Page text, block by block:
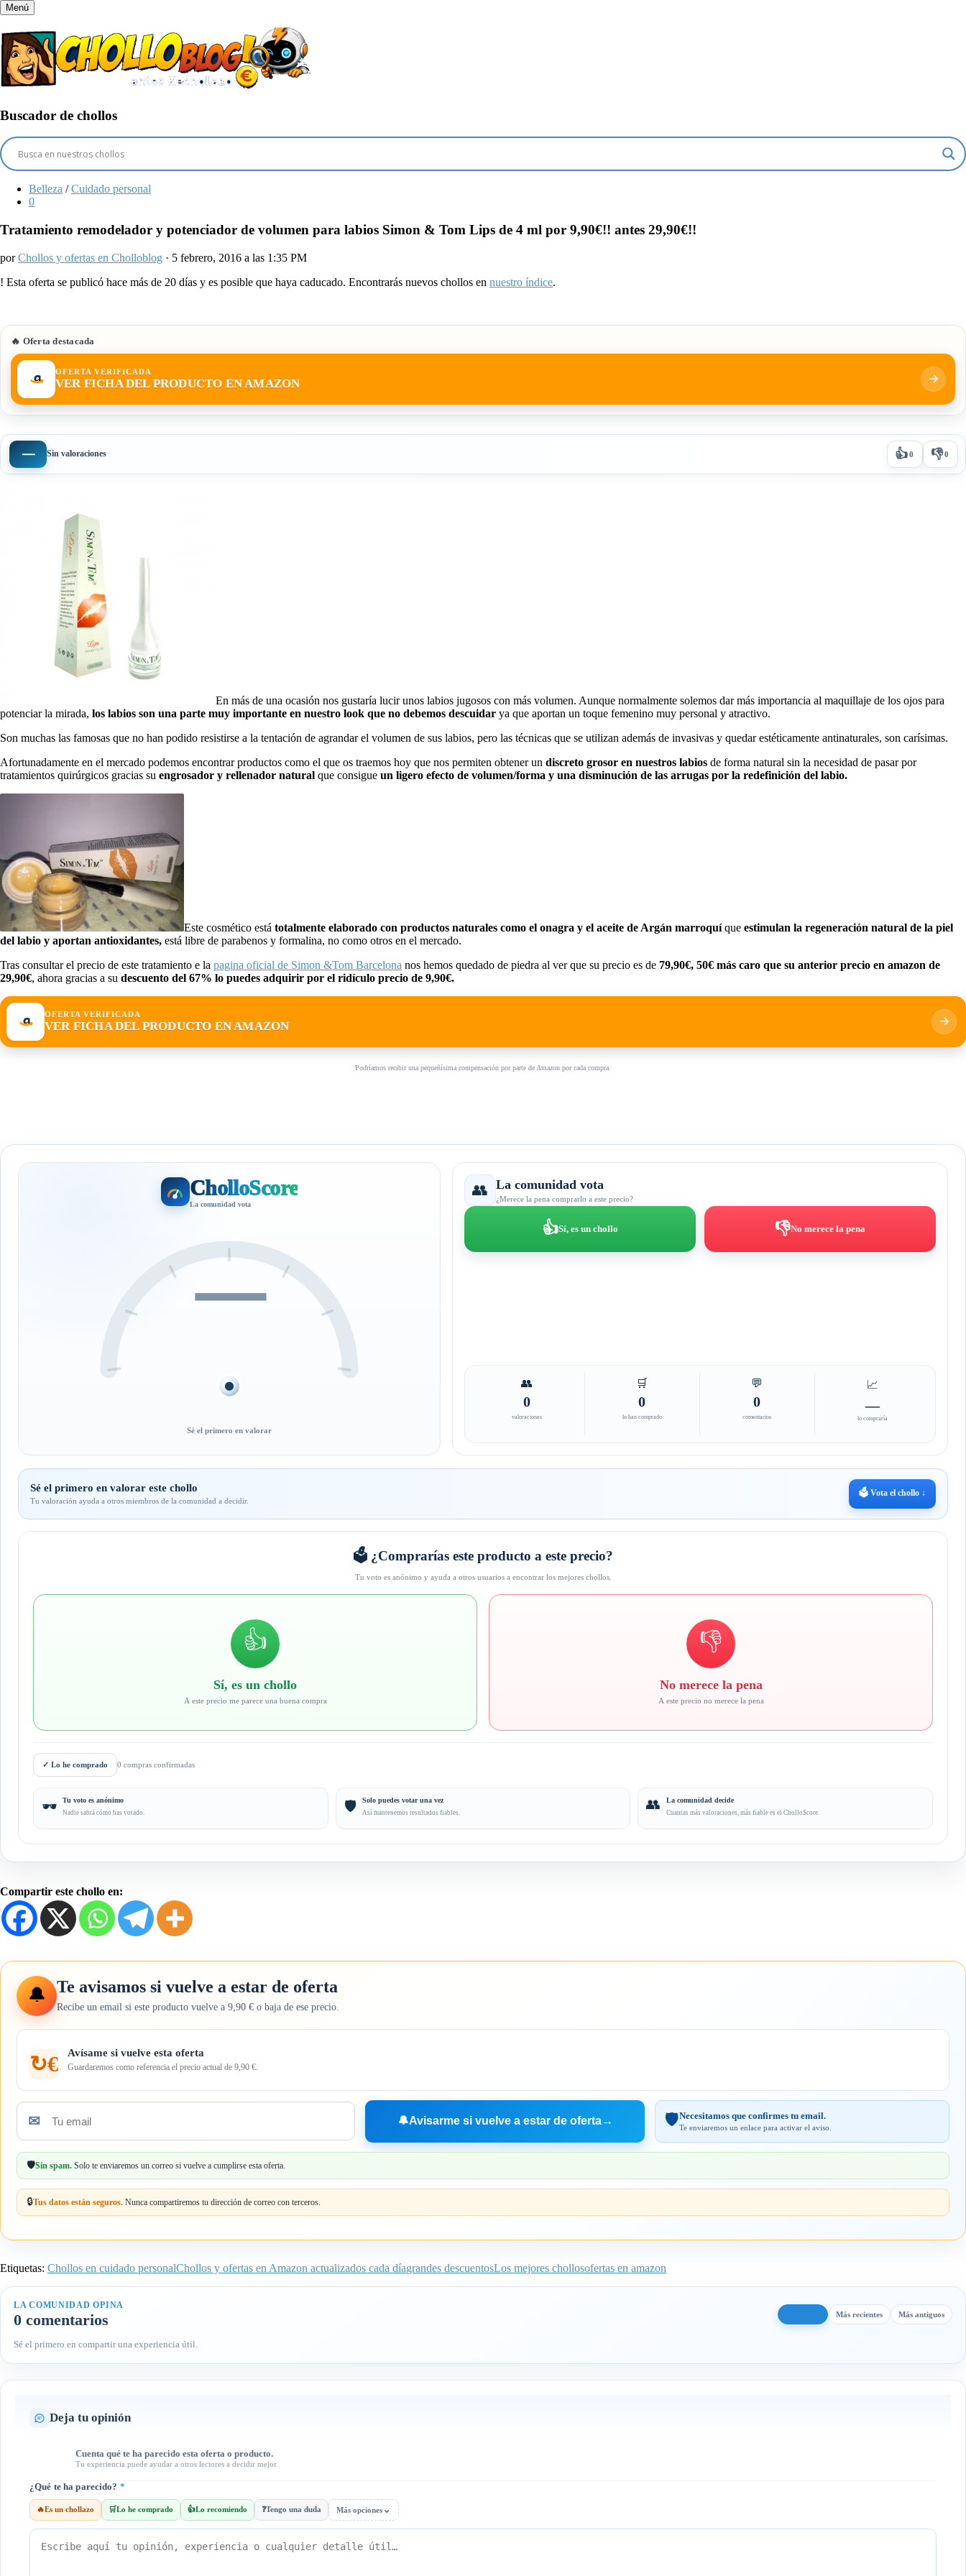
Menú
Buscador de chollos
Belleza / Cuidado personal
0
Tratamiento remodelador y potenciador de volumen para labios Simon & Tom Lips de 4 ml por 9,90€!! antes 29,90€!!
porChollos y ofertas en Cholloblog · 5 febrero, 2016 a las 1:35 PM
! Esta oferta se publicó hace más de 20 días y es posible que haya caducado. Encontrarás nuevos chollos en nuestro índice.
🔥 Oferta destacada
OFERTA VERIFICADA
VER FICHA DEL PRODUCTO EN AMAZON
— Sin valoraciones 👍0 👎0
En más de una ocasión nos gustaría lucir unos labios jugosos con más volumen. Aunque normalmente solemos dar más importancia al maquillaje de los ojos para
potenciar la mirada, los labios son una parte muy importante en nuestro look que no debemos descuidar ya que aportan un toque femenino muy personal y atractivo.
Son muchas las famosas que no han podido resistirse a la tentación de agrandar el volumen de sus labios, pero las técnicas que se utilizan además de invasivas y quedar estéticamente antinaturales, son carísimas.
Afortunadamente en el mercado podemos encontrar productos como el que os traemos hoy que nos permiten obtener un discreto grosor en nuestros labios de forma natural sin la necesidad de pasar por
tratamientos quirúrgicos gracias su engrosador y rellenador natural que consigue un ligero efecto de volumen/forma y una disminución de las arrugas por la redefinición del labio.
Este cosmético está totalmente elaborado con productos naturales como el onagra y el aceite de Argán marroquíque estimulan la regeneración natural de la piel
del labio y aportan antioxidantes, está libre de parabenos y formalina, no como otros en el mercado.
Tras consultar el precio de este tratamiento e la pagina oficial de Simon &Tom Barcelona nos hemos quedado de piedra al ver que su precio es de 79,90€, 50€ más caro que su anterior precio en amazon de
29,90€, ahora gracias a su descuento del 67% lo puedes adquirir por el ridículo precio de 9,90€.
OFERTA VERIFICADA
VER FICHA DEL PRODUCTO EN AMAZON
Podríamos recibir una pequeñísima compensación por parte de Amazon por cada compra.
CholloScore
La comunidad vota
—
Sé el primero en valorar
👥 La comunidad vota
¿Merece la pena comprarlo a este precio?
👍Sí, es un chollo 👎No merece la pena
👥
0
valoraciones
🛒
0
lo han comprado
💬
0
comentarios
📈
—
lo compraría
Sé el primero en valorar este chollo
Tu valoración ayuda a otros miembros de la comunidad a decidir.
🗳️ Vota el chollo ↓
🗳️ ¿Comprarías este producto a este precio?
Tu voto es anónimo y ayuda a otros usuarios a encontrar los mejores chollos.
👍
Sí, es un chollo
A este precio me parece una buena compra
👎
No merece la pena
A este precio no merece la pena
✓ Lo he comprado 0 compras confirmadas
🕶️ Tu voto es anónimo
Nadie sabrá cómo has votado. 🛡️ Solo puedes votar una vez
Así mantenemos resultados fiables.
👥 La comunidad decide
Cuantas más valoraciones, más fiable es el CholloScore.
Compartir este chollo en:
🔔 Te avisamos si vuelve a estar de oferta
Recibe un email si este producto vuelve a 9,90 € o baja de ese precio.
↻€ Avísame si vuelve esta oferta
Guardaremos como referencia el precio actual de 9,90 €.
Tu
email
✉ 🔔Avisarme si vuelve a estar de oferta→ 🛡️Necesitamos que confirmes tu email.
Te enviaremos un enlace para activar el aviso.
🛡️Sin spam. Solo te enviaremos un correo si vuelve a cumplirse esta oferta.
🔒Tus datos están seguros. Nunca compartiremos tu dirección de correo con terceros.
Etiquetas: Chollos en cuidado personalChollos y ofertas en Amazon actualizados cada díagrandes descuentosLos mejores chollosofertas en amazon
LA COMUNIDAD OPINA
0 comentarios Más recientes Más antiguos
Sé el primero en compartir una experiencia útil.
Deja tu opinión
Cuenta qué te ha parecido esta oferta o producto.
Tu experiencia puede ayudar a otros lectores a decidir mejor.
¿Qué te ha parecido? *
🔥Es un chollazo 🛒Lo he comprado 👍Lo recomiendo ❓Tengo una duda Más opciones ⌄